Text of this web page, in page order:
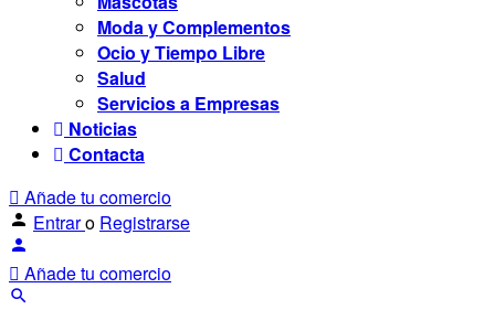
Moda y Complementos
Ocio y Tiempo Libre
Salud
Servicios a Empresas
Noticias
Contacta
Añade tu comercio
Entraro Registrarse
Añade tu comercio